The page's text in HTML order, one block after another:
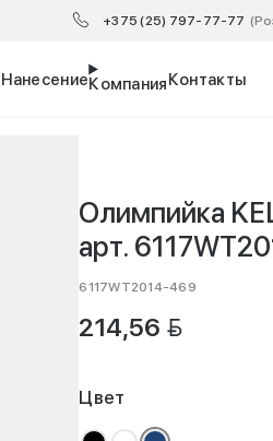
+375 (25) 797-77-77
НанесениеКомпанияКонтакты
Олимпийка
арт.
6117WT2014-469
214,56 BYN
Цвет